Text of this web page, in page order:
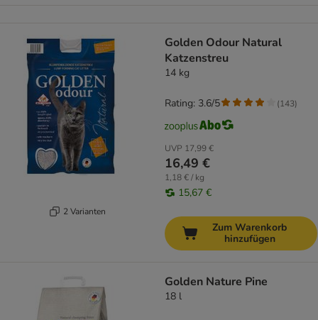
2 Varianten
Golden Odour Natural
Katzenstreu
14 kg
UVP 17,99 €
16,49 €
1,18 € / kg
15,67 €
Rating: 3.6/5 (143)
Zum Warenkorb
hinzufügen
Golden Nature Pine
18 l